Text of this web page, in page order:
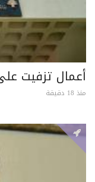
أعمال تزفيت
منذ 18 دقيقة